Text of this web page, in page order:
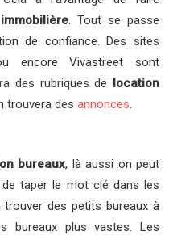
. Tout se passe
de confiance. Des sites
encore Vivastreet sont
des rubriques de location
trouvera des annonces.
bureaux, là aussi on peut
taper le mot clé dans les
des petits bureaux à
bureaux plus vastes. Les